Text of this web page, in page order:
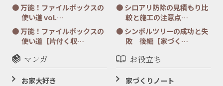
万能！ファイルボックスの
使い道 vol.…
万能！ファイルボックスの
使い道【片付く収…
シロアリ防除の見積もり比
較と施工の注意点…
シンボルツリーの成功と失
敗 後編【家づく…
マンガ
お家大好き
お役立ち
家づくりノート